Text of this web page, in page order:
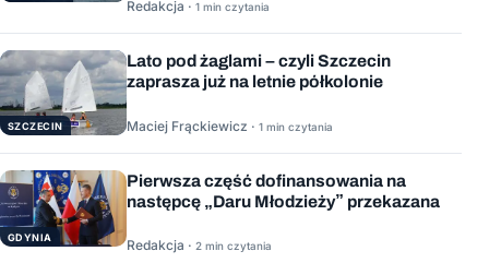
Redakcja · 1 min czytania
SZCZECIN
Lato pod żaglami – czyli Szczecin
zaprasza już na letnie półkolonie
Maciej Frąckiewicz · 1 min czytania
GDYNIA
Pierwsza część dofinansowania na
następcę „Daru Młodzieży” przekazana
Redakcja · 2 min czytania